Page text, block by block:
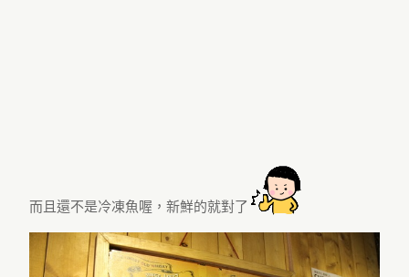
而且還不是冷凍魚喔，新鮮的就對了